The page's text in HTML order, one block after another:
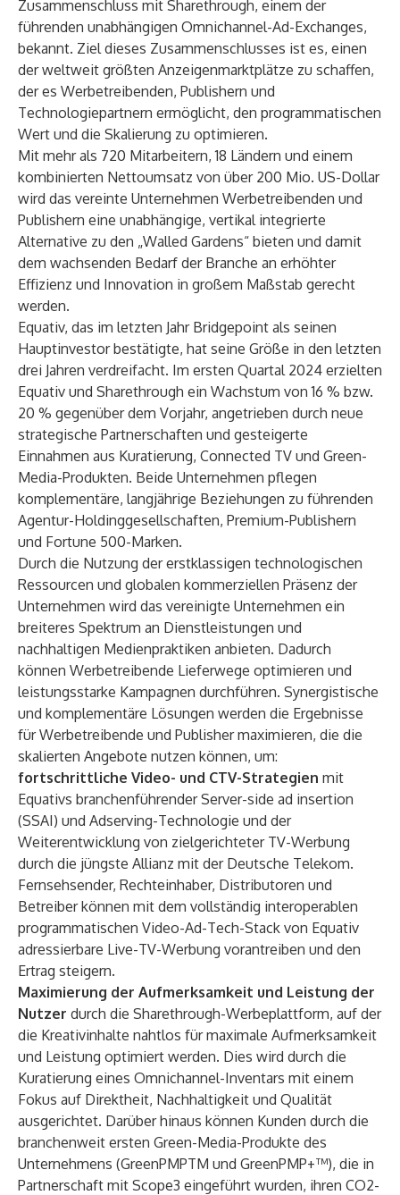
Zusammenschluss mit Sharethrough, einem der
führenden unabhängigen Omnichannel-Ad-Exchanges,
bekannt. Ziel dieses Zusammenschlusses ist es, einen
der weltweit größten Anzeigenmarktplätze zu schaffen,
der es Werbetreibenden, Publishern und
Technologiepartnern ermöglicht, den programmatischen
Wert und die Skalierung zu optimieren.
Mit mehr als 720 Mitarbeitern, 18 Ländern und einem
kombinierten Nettoumsatz von über 200 Mio. US-Dollar
wird das vereinte Unternehmen Werbetreibenden und
Publishern eine unabhängige, vertikal integrierte
Alternative zu den „Walled Gardens“ bieten und damit
dem wachsenden Bedarf der Branche an erhöhter
Effizienz und Innovation in großem Maßstab gerecht
werden.
Equativ, das im letzten Jahr Bridgepoint als seinen
Hauptinvestorbestätigte, hat seine Größe in den letzten
drei Jahren verdreifacht. Im ersten Quartal 2024 erzielten
Equativ und Sharethrough ein Wachstum von 16 % bzw.
20 % gegenüber dem Vorjahr, angetrieben durch neue
strategische Partnerschaften und gesteigerte
Einnahmen aus Kuratierung, Connected TV und Green-
Media-Produkten. Beide Unternehmen pflegen
komplementäre, langjährige Beziehungen zu führenden
Agentur-Holdinggesellschaften, Premium-Publishern
und Fortune 500-Marken.
Durch die Nutzung der erstklassigen technologischen
Ressourcen und globalen kommerziellen Präsenz der
Unternehmen wird das vereinigte Unternehmen ein
breiteres Spektrum an Dienstleistungen und
nachhaltigen Medienpraktiken anbieten. Dadurch
können Werbetreibende Lieferwege optimieren und
leistungsstarke Kampagnen durchführen. Synergistische
und komplementäre Lösungen werden die Ergebnisse
für Werbetreibende und Publisher maximieren, die die
skalierten Angebote nutzen können, um:
fortschrittliche Video- und CTV-Strategien mit
Equativs branchenführenderServer-side ad insertion
(SSAI) und Adserving-Technologie und der
Weiterentwicklung von zielgerichteter TV-Werbung
durch die jüngste Allianz mit der Deutsche Telekom.
Fernsehsender, Rechteinhaber, Distributoren und
Betreiber können mit dem vollständig interoperablen
programmatischen Video-Ad-Tech-Stack von Equativ
adressierbare Live-TV-Werbung vorantreiben und den
Ertrag steigern.
Maximierung der Aufmerksamkeit und Leistung der
Nutzer durch die Sharethrough-Werbeplattform, auf der
die Kreativinhalte nahtlos für maximale Aufmerksamkeit
und Leistung optimiert werden. Dies wird durch die
Kuratierung eines Omnichannel-Inventars mit einem
Fokus auf Direktheit, Nachhaltigkeit und Qualität
ausgerichtet. Darüber hinaus können Kunden durch die
branchenweit ersten Green-Media-Produkte des
Unternehmens (GreenPMPTM und GreenPMP+™), die in
Partnerschaft mit Scope3 eingeführt wurden, ihren CO2-